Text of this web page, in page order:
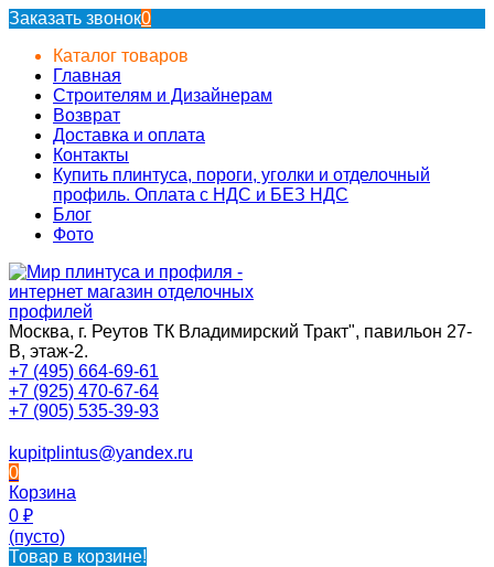
Заказать звонок0
Каталог товаров
Главная
Строителям и Дизайнерам
Возврат
Доставка и оплата
Контакты
Купить плинтуса, пороги, уголки и отделочный
профиль. Оплата с НДС и БЕЗ НДС
Блог
Фото
Москва, г. Реутов ТК Владимирский Тракт", павильон 27-
В, этаж-2.
+7 (495) 664-69-61
+7 (925) 470-67-64
+7 (905) 535-39-93
kupitplintus@yandex.ru
0
Корзина
0 ₽
(пусто)
Товар в корзине!